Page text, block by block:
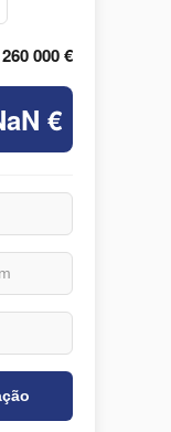
260 000 €
€